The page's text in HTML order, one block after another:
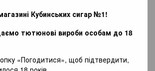
Кубинських сигар №1!
тютюнові вироби особам до 18
«Погодитися», щоб підтвердити,
насичене.
зі збалансованим смаком та ароматом.